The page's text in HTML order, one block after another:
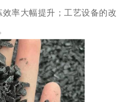
率大幅提升；工艺设备的改